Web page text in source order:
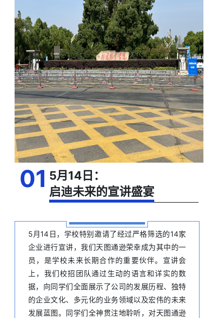
01 5月14日：
启迪未来的宣讲盛宴
5月14日，学校特别邀请了经过严格筛选的14家
企业进行宣讲，我们天图通逊荣幸成为其中的一
员，是学校未来长期合作的重要伙伴。宣讲会
上，我们校招团队通过生动的语言和详实的数
据，向同学们全面展示了公司的发展历程、独特
的企业文化、多元化的业务领域以及宏伟的未来
发展蓝图。同学们全神贯注地聆听，对天图通逊